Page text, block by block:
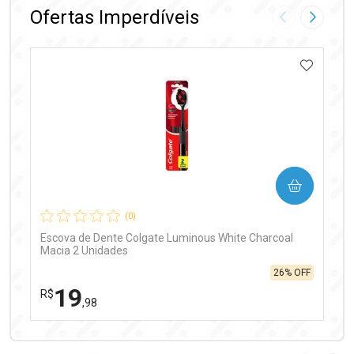
Ofertas Imperdíveis Imagem
(0)
Escova de Dente Colgate Luminous White Charcoal
Macia 2 Unidades
R$19,98
26% OFF
COMPRAR